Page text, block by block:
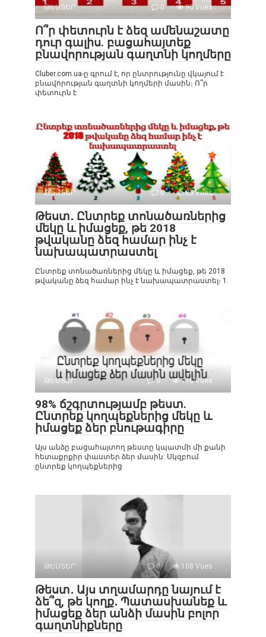
ԹԵՍՏԵՐ 0 90 Vues :
Ո՞ր փետուրն է ձեզ ամենաշատը
դուր գալիս. բացահայտեք
բնավորության գաղտնի կողմերը
Cluber.com.ua-ը գրում է, որ ընտրությունը վկայում է
բնավորության գաղտնի կողմերի մասին։ Ո՞ր
փետուրն է
ԹԵՍՏԵՐ 0 85 Vues :
Թեստ․ Ընտրեք տոնածառներից
մեկը և իմացեք, թե 2018
թվականը ձեզ համար ինչ է
նախապատրաստել
Ընտրեք տոնածառներից մեկը և իմացեք, թե 2018
թվականը ձեզ համար ինչ է նախապատրաստել։ 1.
ԹԵՍՏԵՐ 0 116 Vues :
98% ճշգրտությամբ թեստ.
Ընտրեք կողպեքներից մեկը և
իմացեք ձեր բնութագիրը
Այս անձը բացահայտող թեստը կպատմի մի քանի
հետաքրքիր փաստեր ձեր մասին: Սկզբում
ընտրեք կողպեքներից
ԹԵՍՏԵՐ 0 108 Vues :
Թեստ․ Այս տղամարդը նայում է
ձե՞զ, թե կողք․ Պատասխանեք և
իմացեք ձեր անձի մասին բոլոր
գաղտնիքները